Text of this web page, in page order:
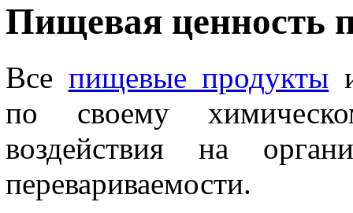
Пищевая ценность
Все пищевые продукты
по своему
воздействия на
перевариваемости.